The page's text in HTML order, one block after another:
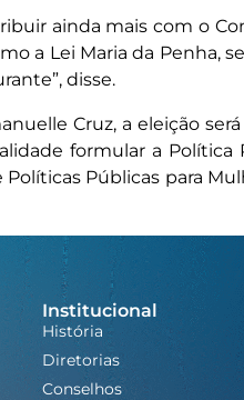
ainda mais com o
a Lei Maria da Penha,
disse.
Cruz, a eleição
formular a
Públicas para
Institucional
História
Diretorias
Conselhos